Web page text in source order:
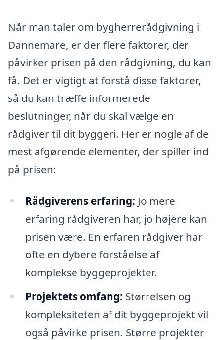
Når man taler om bygherrerådgivning i
Dannemare, er der flere faktorer, der
påvirker prisen på den rådgivning, du kan
få. Det er vigtigt at forstå disse faktorer,
så du kan træffe informerede
beslutninger, når du skal vælge en
rådgiver til dit byggeri. Her er nogle af de
mest afgørende elementer, der spiller ind
på prisen:
Rådgiverens erfaring: Jo mere
erfaring rådgiveren har, jo højere kan
prisen være. En erfaren rådgiver har
ofte en dybere forståelse af
komplekse byggeprojekter.
Projektets omfang: Størrelsen og
kompleksiteten af dit byggeprojekt vil
også påvirke prisen. Større projekter